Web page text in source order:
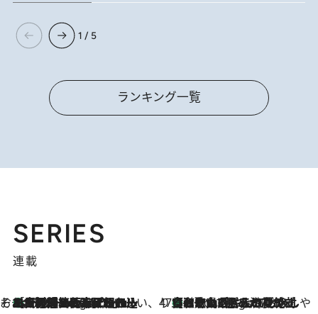
1 / 5
ランキング一覧
SERIES
連載
そおだよおこの関西おいしい、おやつ紀行9 Hours Ago
［大阪府箕面市］一皿一皿目の前で仕上げられる、料理を巧みに組み込んだアシェットデセールコース「ミチル アシェット デセール（Michiru assiette dessert）」 47都道府県の手みやげ ひんやりスイーツで夏を満喫
9 Hours Ago
【和歌山県】この夏絶対食べたい 冷やしておいしいおやつ3選 みかんがごろっと丸ごと入ったジュレ